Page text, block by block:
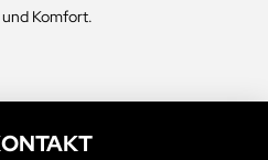
Komfort.